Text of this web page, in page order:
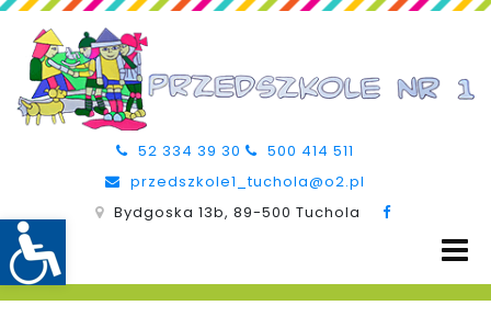
52 334 39 30
500 414 511
przedszkole1_tuchola@o2.pl
Bydgoska 13b, 89-500 Tuchola